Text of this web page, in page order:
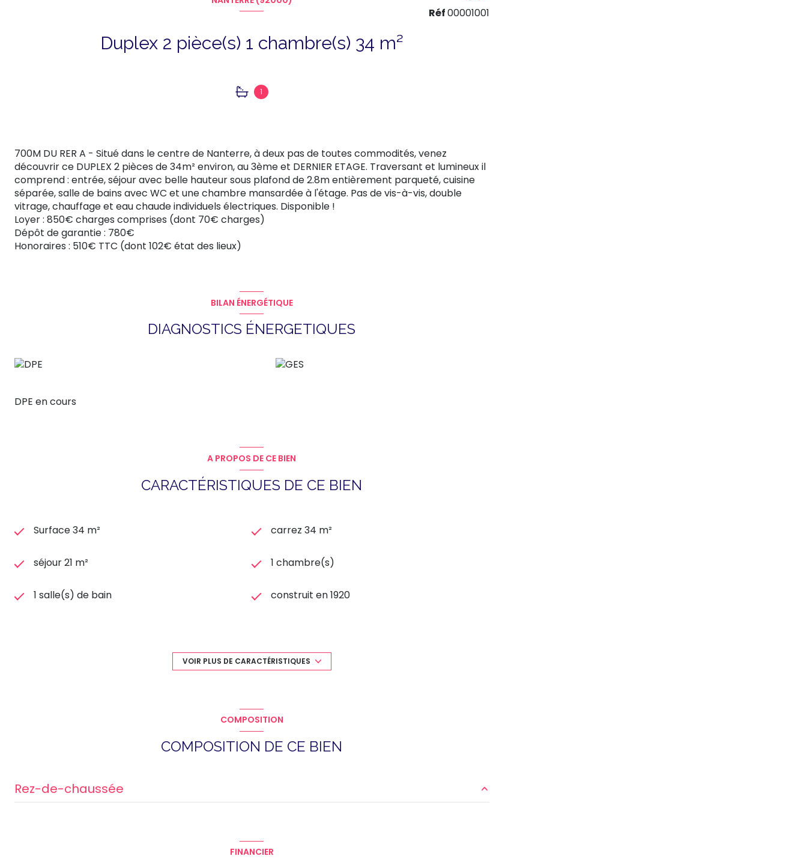
Duplex 2 pièce(s) 1 chambre(s) 34 m²
1
Réf00001001
700M DU RER A - Situé dans le centre de Nanterre, à deux pas de toutes commodités, venez
découvrir ce DUPLEX 2 pièces de 34m² environ, au 3ème et DERNIER ETAGE. Traversant et lumineux il
comprend : entrée, séjour avec belle hauteur sous plafond de 2.8m entièrement parqueté, cuisine
séparée, salle de bains avec WC et une chambre mansardée à l'étage. Pas de vis-à-vis, double
vitrage, chauffage et eau chaude individuels électriques. Disponible !
Loyer : 850€ charges comprises (dont 70€ charges)
Dépôt de garantie : 780€
Honoraires : 510€ TTC (dont 102€ état des lieux)
BILAN ÉNERGÉTIQUE
DIAGNOSTICS ÉNERGETIQUES
DPE en cours
A PROPOS DE CE BIEN
CARACTÉRISTIQUES DE CE BIEN
Surface 34 m² carrez 34 m²
séjour 21 m² 1 chambre(s)
1 salle(s) de bain construit en 1920
3ème étage
VOIR PLUS DE CARACTÉRISTIQUES
COMPOSITION
COMPOSITION DE CE BIEN
Rez-de-chaussée
FINANCIER